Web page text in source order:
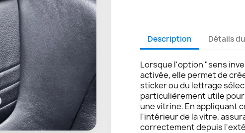
Description Détails
Lorsque l'option "sens
activée, elle permet de
sticker ou du lettrage
particulièrement utile
une vitrine. En appliquant
l'intérieur de la vitre,
correctement depuis